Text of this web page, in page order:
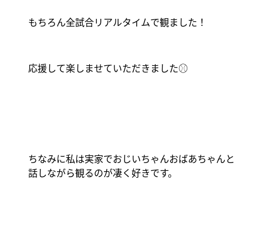
もちろん全試合リアルタイムで観ました！
応援して楽しませていただきました⚾️
ちなみに私は実家でおじいちゃんおばあちゃんと
話しながら観るのが凄く好きです。